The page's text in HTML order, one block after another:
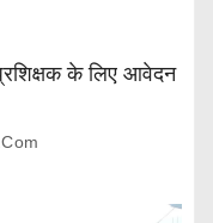
के लिए आवेदन